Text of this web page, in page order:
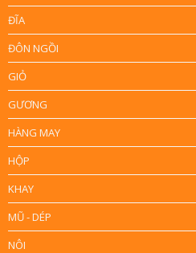
ĐĨA
ĐÔN NGỒI
GIỎ
GƯƠNG
HÀNG MAY
HỘP
KHAY
MŨ - DÉP
NÔI